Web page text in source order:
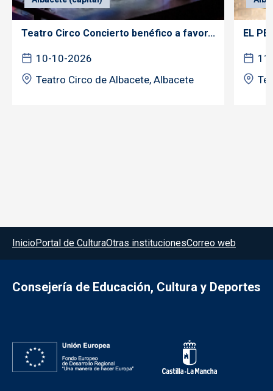
Teatro Circo Concierto benéfico a favor...
10-10-2026
Teatro Circo de Albacete, Albacete
EL
Menú del pie
InicioPortal de CulturaOtras institucionesCorreo web
Consejería de Educación, Cultura y Deportes